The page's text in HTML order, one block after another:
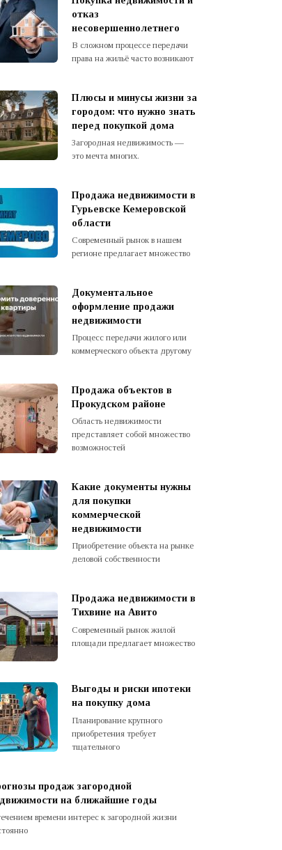
отказ
несовершеннолетнего
В сложном процессе передачи
права на жильё часто возникают
Плюсы и минусы жизни за
городом: что нужно знать
перед покупкой дома
Загородная недвижимость —
это мечта многих.
Продажа недвижимости в
Гурьевске Кемеровской
области
Современный рынок в нашем
регионе предлагает множество
Документальное
оформление продажи
недвижимости
Процесс передачи жилого или
коммерческого объекта другому
Продажа объектов в
Прокудском районе
Область недвижимости
представляет собой множество
возможностей
Какие документы нужны
для покупки
коммерческой
недвижимости
Приобретение объекта на рынке
деловой собственности
Продажа недвижимости в
Тихвине на Авито
Современный рынок жилой
площади предлагает множество
Выгоды и риски ипотеки
на покупку дома
Планирование крупного
приобретения требует
тщательного
продаж загородной
на ближайшие годы
времени интерес к загородной жизни